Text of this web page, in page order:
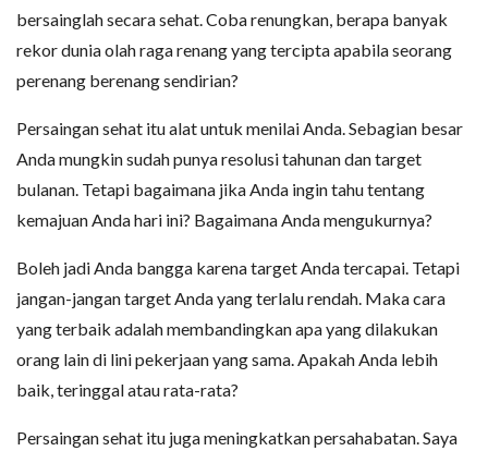
bersainglah secara sehat. Coba renungkan, berapa banyak
rekor dunia olah raga renang yang tercipta apabila seorang
perenang berenang sendirian?
Persaingan sehat itu alat untuk menilai Anda. Sebagian besar
Anda mungkin sudah punya resolusi tahunan dan target
bulanan. Tetapi bagaimana jika Anda ingin tahu tentang
kemajuan Anda hari ini? Bagaimana Anda mengukurnya?
Boleh jadi Anda bangga karena target Anda tercapai. Tetapi
jangan-jangan target Anda yang terlalu rendah. Maka cara
yang terbaik adalah membandingkan apa yang dilakukan
orang lain di lini pekerjaan yang sama. Apakah Anda lebih
baik, teringgal atau rata-rata?
Persaingan sehat itu juga meningkatkan persahabatan. Saya